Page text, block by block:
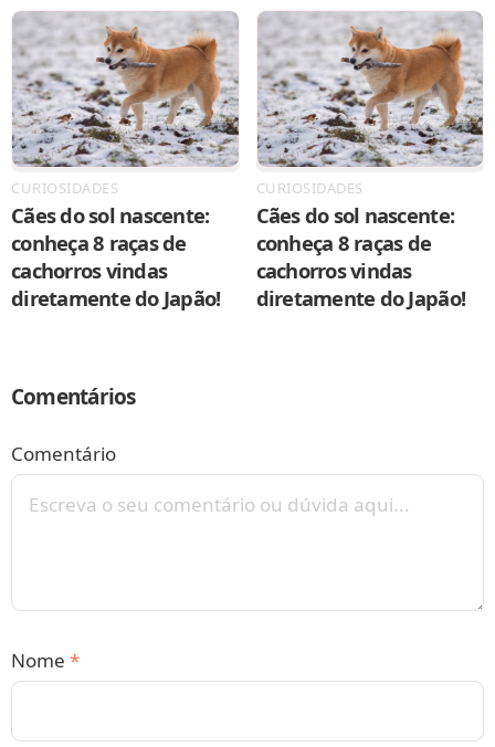
CURIOSIDADES
Cães do sol nascente:
conheça 8 raças de
cachorros vindas
diretamente do Japão!
CURIOSIDADES
Cães do sol nascente:
conheça 8 raças de
cachorros vindas
diretamente do Japão!
Comentários
Comentário
Nome *